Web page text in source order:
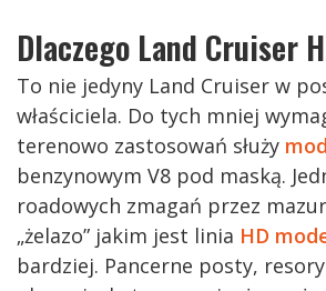
Dlaczego Land Cruiser
To nie jedyny Land Cruiser w
właściciela. Do tych mniej
terenowo zastosowań służy
benzynowym V8 pod maską.
roadowych zmagań przez
„żelazo” jakim jest linia HD
bardziej. Pancerne posty,